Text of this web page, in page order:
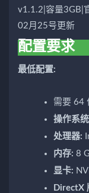
v1.1.2|容量3GB|
02月25号更新
配置要求
最低配置:
需要 64
操作系
处理器:
内存: 8
显卡:
DirectX